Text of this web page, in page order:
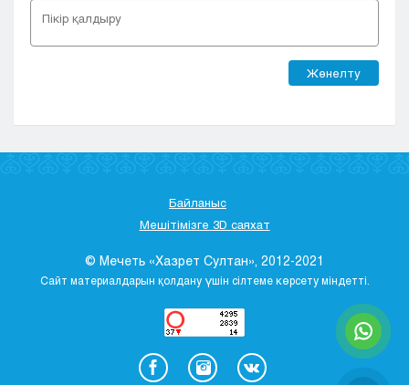
Жөнелту
Байланыс
Мешітімізге 3D саяхат
© Мечеть «Хазрет Султан», 2012-2021
Сайт материалдарын қолдану үшін сілтеме көрсету міндетті.